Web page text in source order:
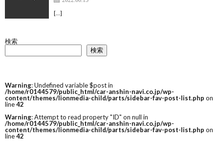
[…]
検索
検索
Warning: Undefined variable $post in
/home/r0144579/public_html/car-anshin-navi.co.jp/wp-
content/themes/lionmedia-child/parts/sidebar-fav-post-list.php on
line42
Warning: Attempt to read property "ID" on null in
/home/r0144579/public_html/car-anshin-navi.co.jp/wp-
content/themes/lionmedia-child/parts/sidebar-fav-post-list.php on
line42